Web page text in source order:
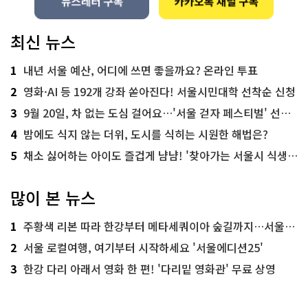
최신 뉴스
1 내년 서울 예산, 어디에 쓰면 좋을까요? 온라인 투표
2 영화·AI 등 192개 강좌 쏟아진다! 서울시민대학 선착순 신청
3 9월 20일, 차 없는 도심 걸어요…'서울 걷자 페스티벌' 선착순 5천명
4 밤에도 식지 않는 더위, 도시를 식히는 시원한 해법은?
5 채소 싫어하는 아이도 즐겁게 냠냠! '찾아가는 서울시 식생활 교육' 현장
많이 본 뉴스
1 주황색 리본 따라 한강부터 메타세쿼이아 숲길까지…서울둘레길 15코스
2 서울 로컬여행, 여기부터 시작하세요 '서울에디션25'
3 한강 다리 아래서 영화 한 편! '다리밑 영화관' 무료 상영